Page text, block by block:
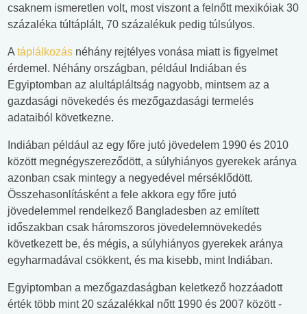
csaknem ismeretlen volt, most viszont a felnőtt mexikóiak 30
százaléka túltáplált, 70 százalékuk pedig túlsúlyos.
A táplálkozás néhány rejtélyes vonása miatt is figyelmet
érdemel. Néhány országban, például Indiában és
Egyiptomban az alultápláltság nagyobb, mintsem az a
gazdasági növekedés és mezőgazdasági termelés
adataiból következne.
Indiában például az egy főre jutó jövedelem 1990 és 2010
között megnégyszereződött, a súlyhiányos gyerekek aránya
azonban csak mintegy a negyedével mérséklődött.
Összehasonlításként a fele akkora egy főre jutó
jövedelemmel rendelkező Bangladesben az említett
időszakban csak háromszoros jövedelemnövekedés
következett be, és mégis, a súlyhiányos gyerekek aránya
egyharmadával csökkent, és ma kisebb, mint Indiában.
Egyiptomban a mezőgazdaságban keletkező hozzáadott
érték több mint 20 százalékkal nőtt 1990 és 2007 között -